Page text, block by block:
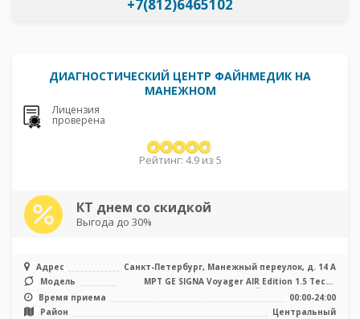
+7(812)6465102
ДИАГНОСТИЧЕСКИЙ ЦЕНТР ФАЙНМЕДИК НА
МАНЕЖНОМ
Лицензия
проверена
Рейтинг: 4.9 из 5
КТ днем со скидкой
Выгода до 30%
Адрес
Санкт-Петербург, Манежный переулок, д. 14 А
Модель
МРТ GE SIGNA Voyager AIR Edition 1.5 Тесла
полуоткрытый, КТ GE Revolut ...
Время приема
00:00-24:00
Район
Центральный